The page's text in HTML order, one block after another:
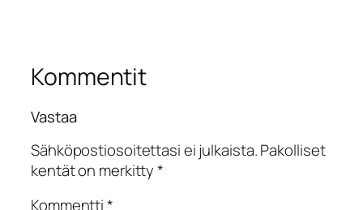
Kommentit
Vastaa
Sähköpostiosoitettasi ei julkaista.Pakolliset
kentät on merkitty*
Kommentti*